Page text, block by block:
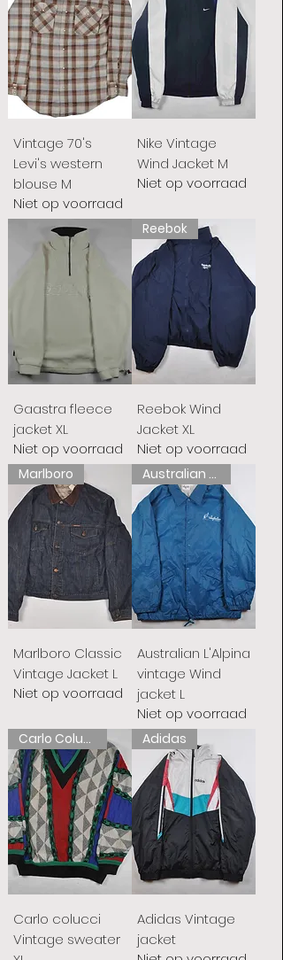
Vintage 70's
Levi's western
blouse M
Niet op voorraad
Nike Vintage
Wind Jacket M
Niet op voorraad
Gaastra fleece
jacket XL
Niet op voorraad
Reebok
Reebok Wind
Jacket XL
Niet op voorraad
Marlboro
Marlboro Classic
Vintage Jacket L
Niet op voorraad
Australian L'Alpina
Australian L'Alpina
vintage Wind
jacket L
Niet op voorraad
Carlo Colucci
Carlo colucci
Vintage sweater
Adidas
Adidas Vintage
jacket